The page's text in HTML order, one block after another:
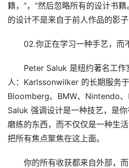
籍，”，“然后忽略所有的设计书
的设计不是来自于前人作品的影
02.你正在学习一种手艺，而
Peter Saluk 是纽约著名工作
人：Karlssonwilker 的长期服务
Bloomberg、BMW、Nintendo、
Saluk 强调设计是一种技艺，是
磨练的东西，而不仅仅是一种生
把所有焦点聚焦在这上面。
你的所有收获都来自外部，而